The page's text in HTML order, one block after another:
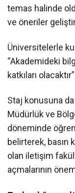
temas halinde
ve öneriler
Üniversitelerle
“Akademideki
katkıları
Staj konusuna
Müdürlük ve
döneminde
belirterek, basın
olan iletişim
açmalarının